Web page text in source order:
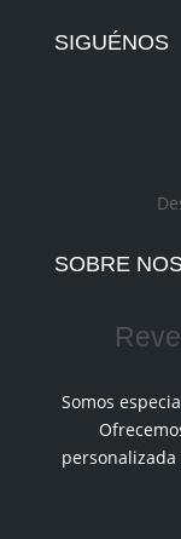
SIGUÉNOS
SOBRE
Somos